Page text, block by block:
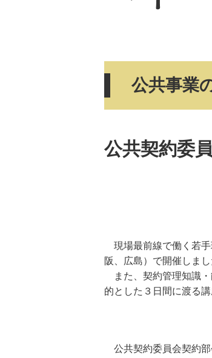
公共事業
公共契約委
現場最前線で働く若手
阪、広島）で開催しまし
また、契約管理知識・
的とした３日間に渡る
公共契約委員会契約部